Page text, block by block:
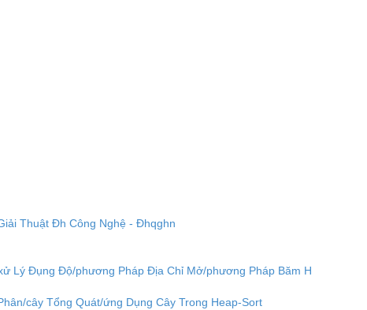
Thuật Đh Công Nghệ - Đhqghn
Lý Đụng Độ/phương Pháp Địa Chỉ Mở/phương Pháp Băm H
cây Tổng Quát/ứng Dụng Cây Trong Heap-Sort